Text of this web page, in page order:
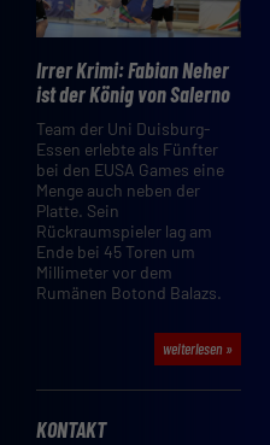
Irrer Krimi: Fabian Neher
ist der König von Salerno
Team der Uni Duisburg-
Essen erlebte als Fünfter
bei den EUSA Games eine
Menge auch neben der
Platte. Sein
Rückraumspieler lag am
Ende bei 45 Toren um
Millimeter vor dem
Rumänen Botond Balazs.
weiterlesen »
KONTAKT